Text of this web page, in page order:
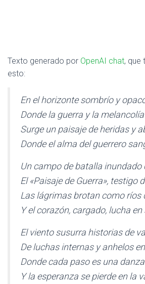
Texto generado por OpenAI chat, que
esto:
En el horizonte sombrío y
Donde la guerra y la
Surge un paisaje de heridas y
Donde el alma del guerrero
Un campo de batalla inundado
El «Paisaje de Guerra», testigo
Las lágrimas brotan como ríos
Y el corazón, cargado, lucha
El viento susurra historias de
De luchas internas y anhelos
Donde cada paso es una
Y la esperanza se pierde en la